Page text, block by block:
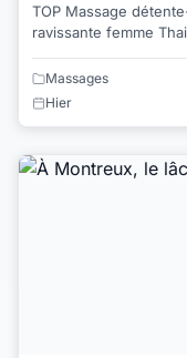
TOP Massage
ravissante femme
Massages
Hier